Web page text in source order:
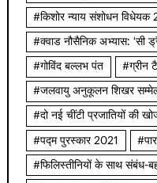
#किशोर न्याय संशोधन विधेयक
#क्वाड नौसैनिक अभ्यास: ‘सी
#गोविंद बल्लभ पंत #ग्रीन
#जलवायु अनुकूलन शिखर
#दो नई चींटी प्रजातियों की
#पद्म पुरस्कार 2021
#फिलिस्तीनियों के साथ संबंध-